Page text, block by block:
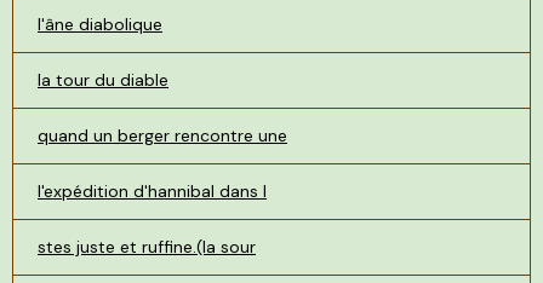
l'âne diabolique
la tour du diable
quand un berger rencontre une
l'expédition d'hannibal dans l
stes juste et ruffine.(la sour